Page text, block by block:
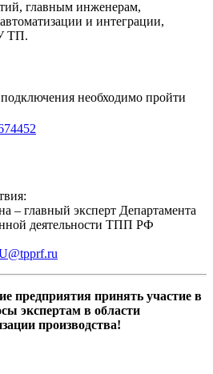
главным инженерам,
и интеграции,
ТП.
необходимо пройти
– главный эксперт Департамента
деятельности ТПП РФ
предприятия принять участие в
экспертам в области
производства!